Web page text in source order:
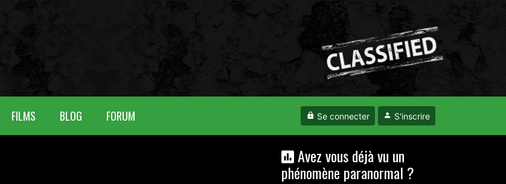
FILMS BLOG FORUM Se connecter S'inscrire
Avez vous déjà vu un
phénomène paranormal ?